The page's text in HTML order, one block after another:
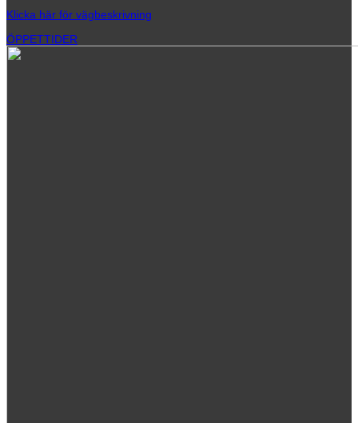
Klicka här för vägbeskrivning
ÖPPETTIDER